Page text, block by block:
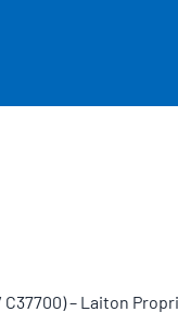
C37700) – Laiton